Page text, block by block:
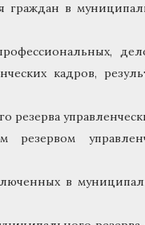
в
кадров,
резерва
в